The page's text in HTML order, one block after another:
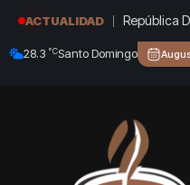
ACTUALIDAD
República
de los
2026
28.3 °CSanto Domingo